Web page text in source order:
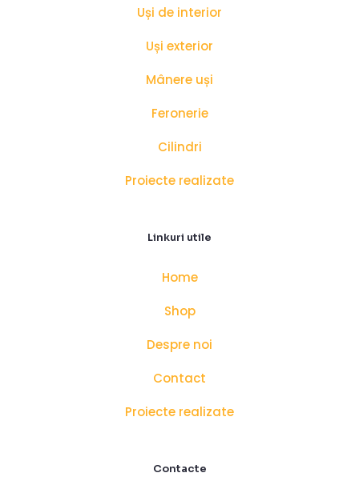
Uși de interior
Uși exterior
Mânere uși
Feronerie
Cilindri
Proiecte realizate
Linkuri utile
Home
Shop
Despre noi
Contact
Proiecte realizate
Contacte